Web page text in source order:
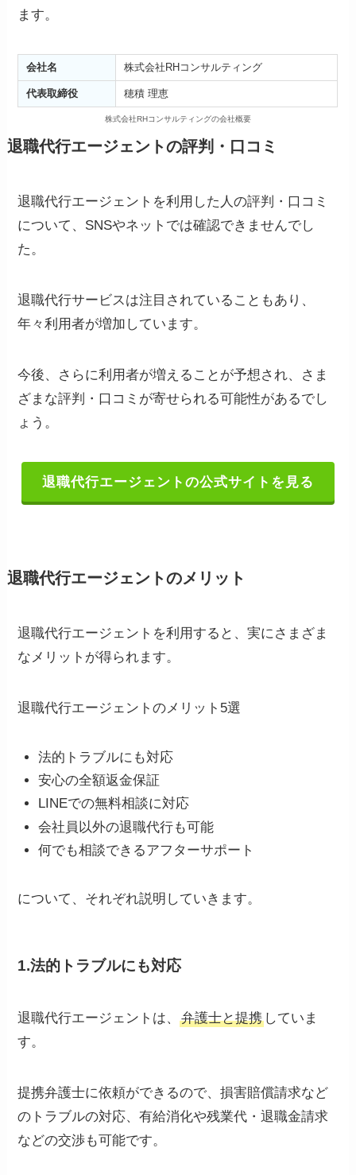
ます。
会社名 株式会社RHコンサルティング
代表取締役 穂積 理恵
株式会社RHコンサルティングの会社概要
退職代行エージェントの評判・口コミ
退職代行エージェントを利用した人の評判・口コミ
について、SNSやネットでは確認できませんでし
た。
退職代行サービスは注目されていることもあり、
年々利用者が増加しています。
今後、さらに利用者が増えることが予想され、さま
ざまな評判・口コミが寄せられる可能性があるでし
ょう。
退職代行エージェントの公式サイトを見る
退職代行エージェントのメリット
退職代行エージェントを利用すると、実にさまざま
なメリットが得られます。
退職代行エージェントのメリット5選
法的トラブルにも対応
安心の全額返金保証
LINEでの無料相談に対応
会社員以外の退職代行も可能
何でも相談できるアフターサポート
について、それぞれ説明していきます。
1.法的トラブルにも対応
退職代行エージェントは、弁護士と提携 していま
す。
提携弁護士に依頼ができるので、損害賠償請求など
のトラブルの対応、有給消化や残業代・退職金請求
などの交渉も可能です。